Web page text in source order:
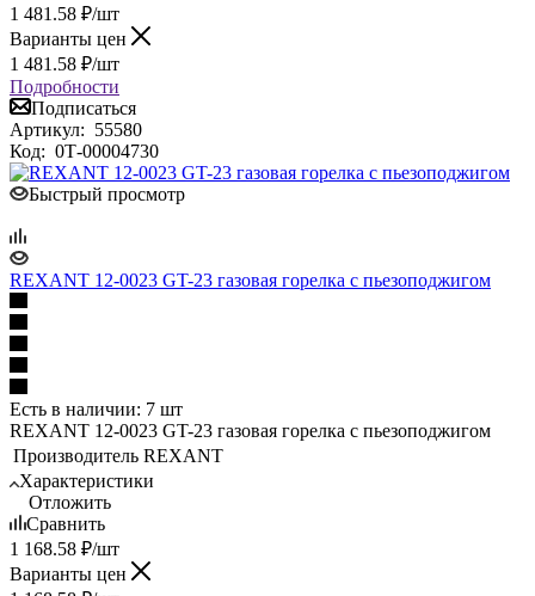
1 481.58 ₽/шт
Варианты цен
1 481.58 ₽/шт
Подробности
Подписаться
Артикул: 55580
Код: 0Т-00004730
Быстрый просмотр
REXANT 12-0023 GT-23 газовая горелка с пьезоподжигом
Есть в наличии: 7 шт
REXANT 12-0023 GT-23 газовая горелка с пьезоподжигом
Производитель REXANT
Характеристики
Отложить
Сравнить
1 168.58 ₽/шт
Варианты цен